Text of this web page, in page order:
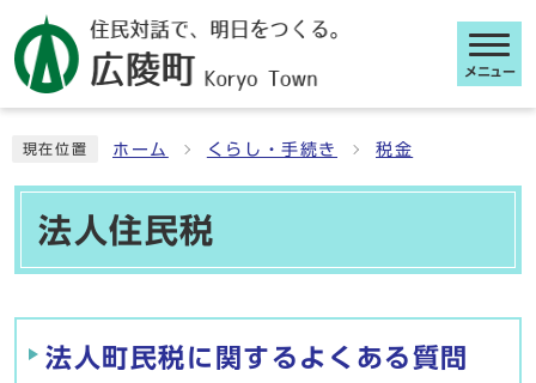
メニュー
現在位置 ホーム くらし・手続き 税金
法人住民税
メインメニュー
法人町民税に関するよくある質問